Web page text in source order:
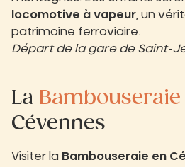
locomotive à vapeur , un
patrimoine ferroviaire.
Départ de la gare de Saint-
La Bambouseraie
Cévennes
Visiter la Bambouseraie en